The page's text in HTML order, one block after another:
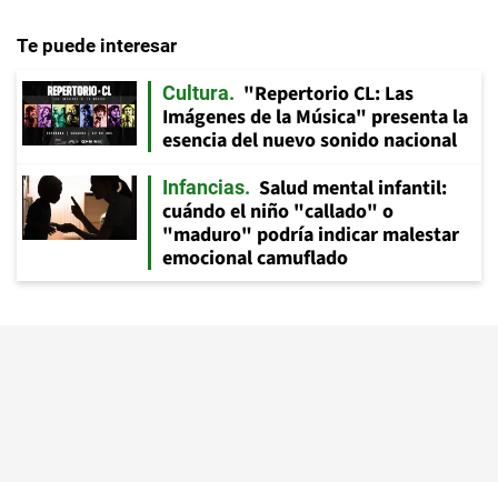
Te puede interesar
Cultura
"Repertorio CL: Las
Imágenes de la Música" presenta la
esencia del nuevo sonido nacional
Infancias
Salud mental infantil:
cuándo el niño "callado" o
"maduro" podría indicar malestar
emocional camuflado